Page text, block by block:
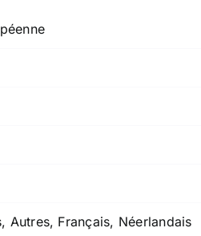
Autres, Français, Néerlandais